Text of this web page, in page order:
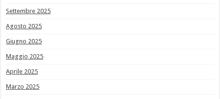
Settembre 2025
Agosto 2025
Giugno 2025
Maggio 2025
Aprile 2025
Marzo 2025